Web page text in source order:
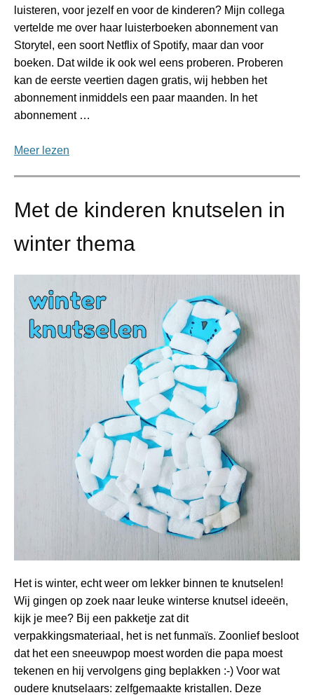
luisteren, voor jezelf en voor de kinderen? Mijn collega
vertelde me over haar luisterboeken abonnement van
Storytel, een soort Netflix of Spotify, maar dan voor
boeken. Dat wilde ik ook wel eens proberen. Proberen
kan de eerste veertien dagen gratis, wij hebben het
abonnement inmiddels een paar maanden. In het
abonnement …
Meer lezen
Met de kinderen knutselen in
winter thema
Het is winter, echt weer om lekker binnen te knutselen!
Wij gingen op zoek naar leuke winterse knutsel ideeën,
kijk je mee? Bij een pakketje zat dit
verpakkingsmateriaal, het is net funmaïs. Zoonlief besloot
dat het een sneeuwpop moest worden die papa moest
tekenen en hij vervolgens ging beplakken :-) Voor wat
oudere knutselaars: zelfgemaakte kristallen. Deze